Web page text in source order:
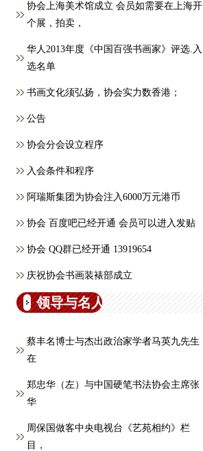
协会上海美术馆成立 会员如需要在上海开
个展，拍卖，
华人2013年度《中国百强书画家》评选.入
选名单
书画文化须弘扬，协会实力数香港；
公告
协会分会设立程序
入会条件和程序
阿瑞斯集团为协会注入6000万元港币
协会 百度吧已经开通 会员可以进入发贴
协会 QQ群已经开通 13919654
庆祝协会书画装裱部成立
领导与名人
蔡丰名博士与杰出政治家学者马英九先生
在
郑忠华（左）与中国硬笔书法协会主席张
华
周保国做客中央电视台《艺苑相约》栏
目，